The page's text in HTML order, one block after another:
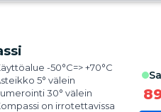
-50°C=> +70°C
5° välein
30° välein
on irrotettavissa